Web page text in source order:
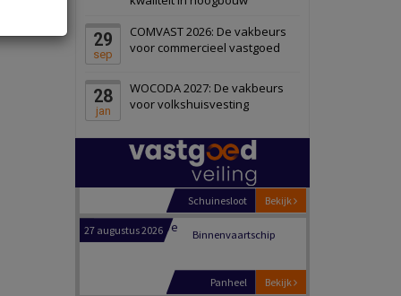
29
sep
COMVAST 2026: De vakbeurs
voor commercieel vastgoed
28
jan
WOCODA 2027: De vakbeurs
voor volkshuisvesting
Schiedam
22 september 2026 Attractiepark
Bekijk
Oranje
28 september 2026
bedrijventerrein
Schuinesloot
Binnenvaartschip
17 september 2026
Voormalig